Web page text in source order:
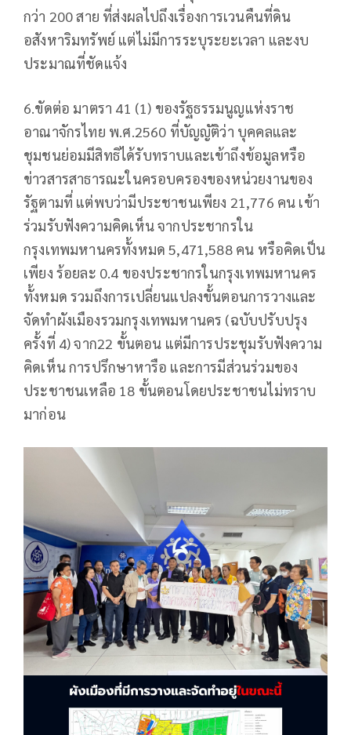
กว่า 200 สาย ที่ส่งผลไปถึงเรื่องการเวนคืนที่ดิน
อสังหาริมทรัพย์ แต่ไม่มีการระบุระยะเวลา และงบ
ประมาณที่ชัดแจ้ง
6.ขัดต่อ มาตรา 41 (1) ของรัฐธรรมนูญแห่งราช
อาณาจักรไทย พ.ศ.2560 ที่บัญญัติว่า บุคคลและ
ชุมชนย่อมมีสิทธิได้รับทราบและเข้าถึงข้อมูลหรือ
ข่าวสารสาธารณะในครอบครองของหน่วยงานของ
รัฐตามที่ แต่พบว่ามีประชาชนเพียง 21,776 คน เข้า
ร่วมรับฟังความคิดเห็น จากประชากรใน
กรุงเทพมหานครทั้งหมด 5,471,588 คน หรือคิดเป็น
เพียง ร้อยละ 0.4 ของประชากรในกรุงเทพมหานคร
ทั้งหมด รวมถึงการเปลี่ยนแปลงขั้นตอนการวางและ
จัดทำผังเมืองรวมกรุงเทพมหานคร (ฉบับปรับปรุง
ครั้งที่ 4) จาก22 ขั้นตอน แต่มีการประชุมรับฟังความ
คิดเห็น การปรึกษาหารือ และการมีส่วนร่วมของ
ประชาชนเหลือ 18 ขั้นตอนโดยประชาชนไม่ทราบ
มาก่อน